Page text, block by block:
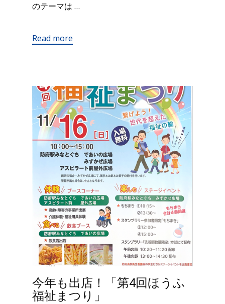
のテーマは …
Read more
今年も出店！「第4回ほうふ
福祉まつり」